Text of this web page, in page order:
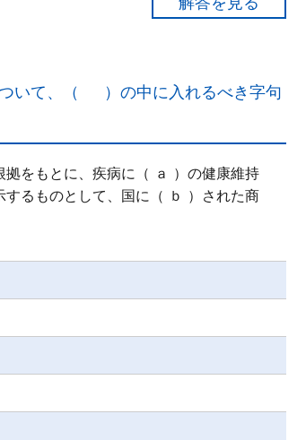
全性基準が要求されている。
いて、（ ）の中に入れるべき字句
をもとに、疾病に（ ａ ）の健康維持
るものとして、国に（ ｂ ）された商